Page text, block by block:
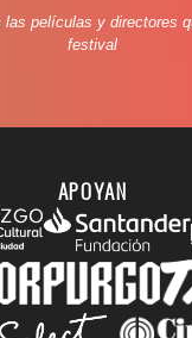
películas y directores
festival
APOYAN